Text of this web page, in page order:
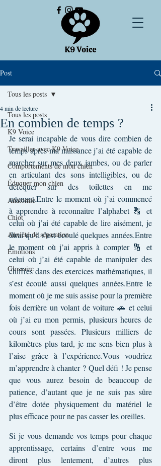
Post
Tous les posts
K9 Voice
Travailler avec K9 Voice
Comportements de mon chien
Éduquer mon chien
Anatomie
Chiot
Anxiété de séparation
Émotions
Glossaire
Tous les posts
En combien de temps ?
4 min de lecture
Je serai incapable de vous dire combien de
temps après ma naissance j’ai été capable de
marcher sur mes deux jambes, ou de parler
en articulant des sons intelligibles, ou de
déféquer sur des toilettes en me
retenant.Entre le moment où j’ai commencé
à apprendre à reconnaître l’alphabet 🔠 et
celui où j’ai été capable de lire aisément, je
dirai qu’il s’est écoulé quelques années.Entre
le moment où j’ai appris à compter 🔢 et
celui où j’ai été capable de manipuler des
chiffres dans des exercices mathématiques, il
s’est écoulé aussi quelques années.Entre le
moment où je me suis assise pour la première
fois derrière un volant de voiture 🚗 et celui
où j’ai eu mon permis, plusieurs heures de
cours sont passées. Plusieurs milliers de
kilomètres plus tard, je me sens bien plus à
l’aise grâce à l’expérience.Vous voudriez
m’apprendre à chanter ? Quel défi ! Je pense
que vous aurez besoin de beaucoup de
patience, d’autant que je ne suis pas sûre
d’être dotée physiquement du matériel le
plus efficace pour ne pas casser les oreilles.
Si je vous demande vos temps pour chaque
apprentissage, certains d’entre vous me
diront plus lentement, d’autres plus